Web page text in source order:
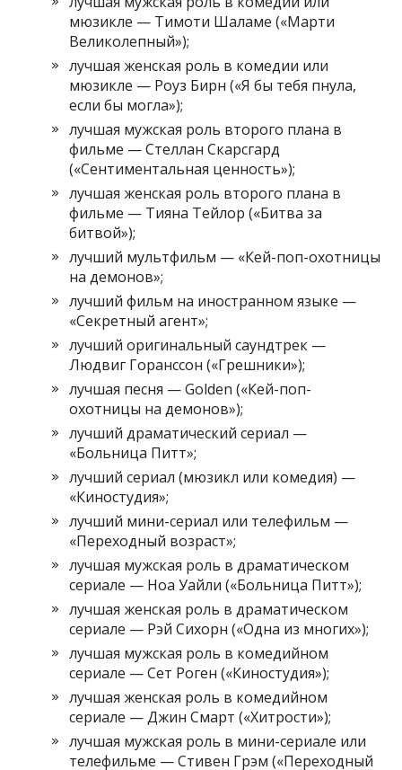
мюзикле — Тимоти Шаламе («Марти
Великолепный»);
лучшая женская роль в комедии или
мюзикле — Роуз Бирн («Я бы тебя пнула,
если бы могла»);
лучшая мужская роль второго плана в
фильме — Стеллан Скарсгард
(«Сентиментальная ценность»);
лучшая женская роль второго плана в
фильме — Тияна Тейлор («Битва за
битвой»);
лучший мультфильм — «Кей-поп-охотницы
на демонов»;
лучший фильм на иностранном языке —
«Секретный агент»;
лучший оригинальный саундтрек —
Людвиг Горанссон («Грешники»);
лучшая песня — Golden («Кей-поп-
охотницы на демонов»);
лучший драматический сериал —
«Больница Питт»;
лучший сериал (мюзикл или комедия) —
«Киностудия»;
лучший мини-сериал или телефильм —
«Переходный возраст»;
лучшая мужская роль в драматическом
сериале — Ноа Уайли («Больница Питт»);
лучшая женская роль в драматическом
сериале — Рэй Сихорн («Одна из многих»);
лучшая мужская роль в комедийном
сериале — Сет Роген («Киностудия»);
лучшая женская роль в комедийном
сериале — Джин Смарт («Хитрости»);
лучшая мужская роль в мини-сериале или
телефильме — Стивен Грэм («Переходный